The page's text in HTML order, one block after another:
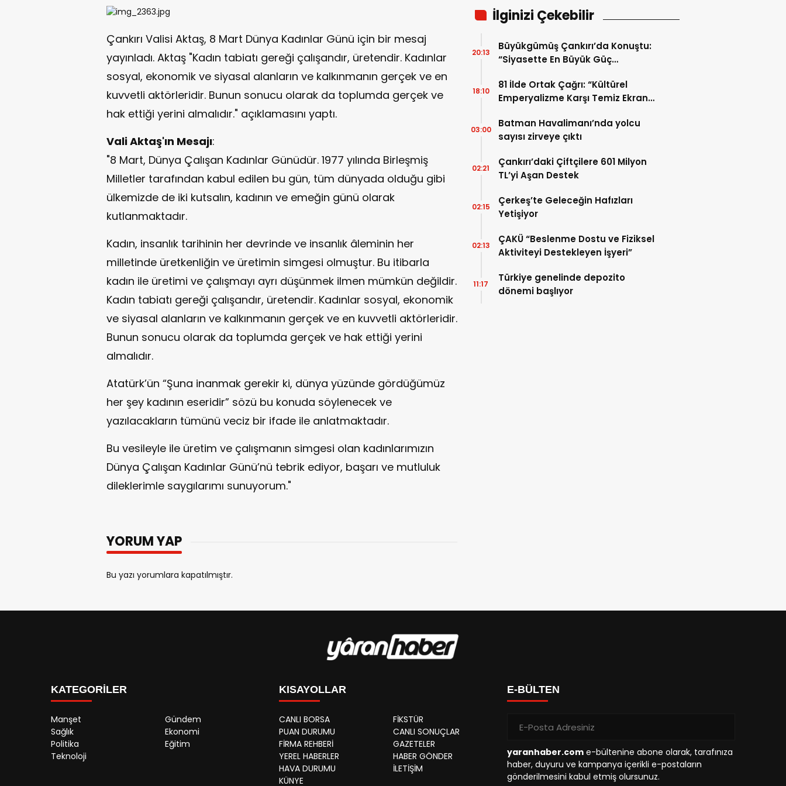
Çankırı Valisi Aktaş, 8 Mart Dünya Kadınlar Günü için bir mesaj
yayınladı. Aktaş "Kadın tabiatı gereği çalışandır, üretendir. Kadınlar
sosyal, ekonomik ve siyasal alanların ve kalkınmanın gerçek ve en
kuvvetli aktörleridir. Bunun sonucu olarak da toplumda gerçek ve
hak ettiği yerini almalıdır." açıklamasını yaptı.
Vali Aktaş'ın Mesajı:
"8 Mart, Dünya Çalışan Kadınlar Günüdür. 1977 yılında Birleşmiş
Milletler tarafından kabul edilen bu gün, tüm dünyada olduğu gibi
ülkemizde de iki kutsalın, kadının ve emeğin günü olarak
kutlanmaktadır.
Kadın, insanlık tarihinin her devrinde ve insanlık âleminin her
milletinde üretkenliğin ve üretimin simgesi olmuştur. Bu itibarla
kadın ile üretimi ve çalışmayı ayrı düşünmek ilmen mümkün değildir.
Kadın tabiatı gereği çalışandır, üretendir. Kadınlar sosyal, ekonomik
ve siyasal alanların ve kalkınmanın gerçek ve en kuvvetli aktörleridir.
Bunun sonucu olarak da toplumda gerçek ve hak ettiği yerini
almalıdır.
Atatürk’ün “Şuna inanmak gerekir ki, dünya yüzünde gördüğümüz
her şey kadının eseridir” sözü bu konuda söylenecek ve
yazılacakların tümünü veciz bir ifade ile anlatmaktadır.
Bu vesileyle ile üretim ve çalışmanın simgesi olan kadınlarımızın
Dünya Çalışan Kadınlar Günü’nü tebrik ediyor, başarı ve mutluluk
dileklerimle saygılarımı sunuyorum."
YORUM YAP
Bu yazı yorumlara kapatılmıştır.
İlginizi Çekebilir
Büyükgümüş Çankırı’da Konuştu:
“Siyasette En Büyük Güç
20:13
81 İlde Ortak Çağrı: “Kültürel
Emperyalizme Karşı Temiz Ekran
18:10
Batman Havalimanı’nda yolcu
sayısı zirveye çıktı
03:00
Çankırı’daki Çiftçilere 601 Milyon
TL’yi Aşan Destek
02:21
Çerkeş’te Geleceğin Hafızları
Yetişiyor
02:15
ÇAKÜ “Beslenme Dostu ve Fiziksel
Aktiviteyi Destekleyen İşyeri”
02:13
Türkiye genelinde depozito
dönemi başlıyor
11:17
KATEGORİLER
Manşet
Gündem
Sağlık
Ekonomi
Politika
Eğitim
Teknoloji
KISAYOLLAR
CANLI BORSA
FİKSTÜR
PUAN DURUMU
CANLI SONUÇLAR
FİRMA REHBERİ
GAZETELER
YEREL HABERLER
HABER GÖNDER
HAVA DURUMU
İLETİŞİM
KÜNYE
E-BÜLTEN
yaranhaber.com e-bültenine abone olarak, tarafınıza
haber, duyuru ve kampanya içerikli e-postaların
gönderilmesini kabul etmiş olursunuz.